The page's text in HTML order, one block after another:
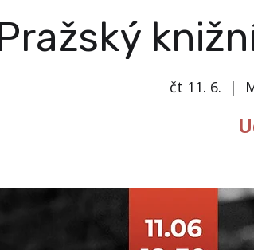
čt 11. 6.
  |